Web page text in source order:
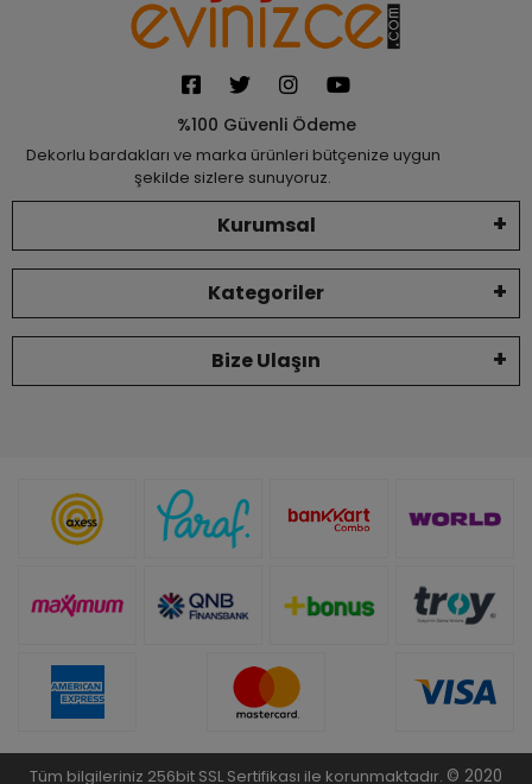
%100 Güvenli Ödeme
Dekorlu bardakları ve marka ürünleri bütçenize uygun
şekilde sizlere sunuyoruz.
Kurumsal
Kategoriler
Bize Ulaşın
Tüm bilgileriniz 256bit SSL Sertifikası ile korunmaktadır. © 2020